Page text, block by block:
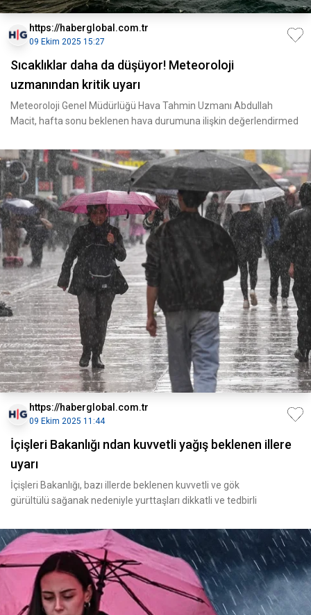
https://haberglobal.com.tr
09 Ekim 2025 15:27
Sıcaklıklar daha da düşüyor! Meteoroloji
uzmanından kritik uyarı
Meteoroloji Genel Müdürlüğü Hava Tahmin Uzmanı Abdullah
Macit, hafta sonu beklenen hava durumuna ilişkin değerlendirmed
https://haberglobal.com.tr
09 Ekim 2025 11:44
İçişleri Bakanlığı ndan kuvvetli yağış beklenen illere
uyarı
İçişleri Bakanlığı, bazı illerde beklenen kuvvetli ve gök
gürültülü sağanak nedeniyle yurttaşları dikkatli ve tedbirli